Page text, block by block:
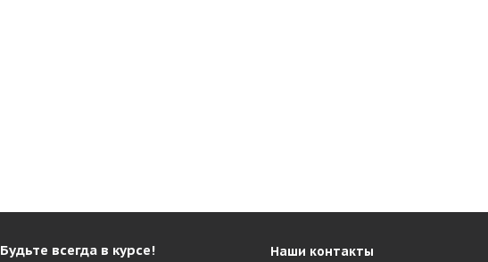
Будьте всегда в курсе! Наши контакты